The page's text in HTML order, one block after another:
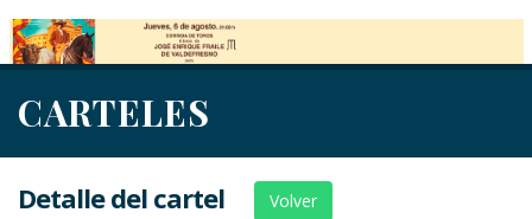
CARTELES
Detalle del cartel Volver